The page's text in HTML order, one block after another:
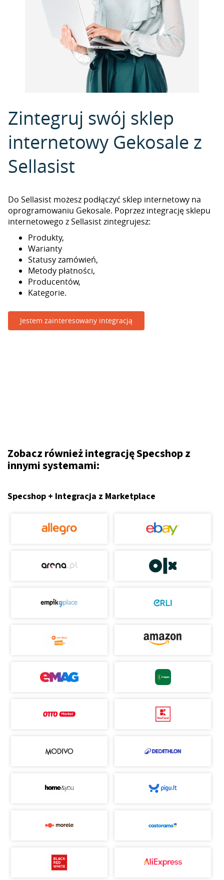
Zintegruj swój sklep
internetowy Gekosale z
Sellasist
Do Sellasist możesz podłączyć sklep internetowy na
oprogramowaniu Gekosale. Poprzez integrację sklepu
internetowego z Sellasist zintegrujesz:
Produkty,
Warianty
Statusy zamówień,
Metody płatności,
Producentów,
Kategorie.
Jestem zainteresowany integracją
Zobacz również integrację Specshop z
innymi systemami:
Specshop + Integracja z Marketplace